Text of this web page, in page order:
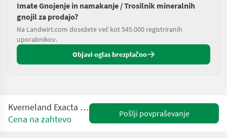
Imate Gnojenje in namakanje / Trosilnik mineralnih
gnojil za prodajo?
Na Landwirt.com dosežete več kot 545.000 registriranih
uporabnikov.
Objavi oglas brezplačno
Kverneland Exacta CL Geospread G3
Cena na zahtevo
Pošlji povpraševanje